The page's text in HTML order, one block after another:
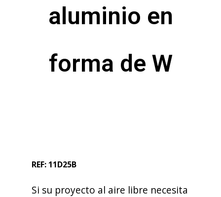
aluminio en
forma de W
REF: 11D25B
Si su proyecto al aire libre necesita